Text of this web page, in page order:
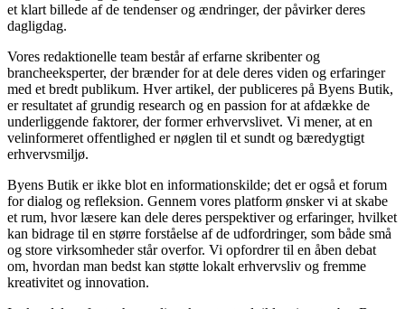
et klart billede af de tendenser og ændringer, der påvirker deres
dagligdag.
Vores redaktionelle team består af erfarne skribenter og
brancheeksperter, der brænder for at dele deres viden og erfaringer
med et bredt publikum. Hver artikel, der publiceres på Byens Butik,
er resultatet af grundig research og en passion for at afdække de
underliggende faktorer, der former erhvervslivet. Vi mener, at en
velinformeret offentlighed er nøglen til et sundt og bæredygtigt
erhvervsmiljø.
Byens Butik er ikke blot en informationskilde; det er også et forum
for dialog og refleksion. Gennem vores platform ønsker vi at skabe
et rum, hvor læsere kan dele deres perspektiver og erfaringer, hvilket
kan bidrage til en større forståelse af de udfordringer, som både små
og store virksomheder står overfor. Vi opfordrer til en åben debat
om, hvordan man bedst kan støtte lokalt erhvervsliv og fremme
kreativitet og innovation.